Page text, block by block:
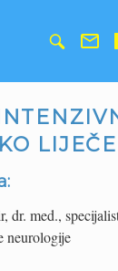
dr. med.,
neurologije